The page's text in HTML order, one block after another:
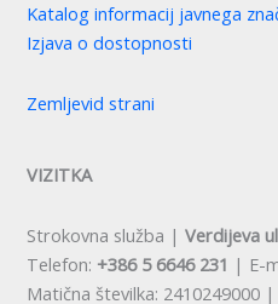
Katalog informacij javnega
Izjava o dostopnosti
Zemljevid strani
VIZITKA
Strokovna služba |Verdijeva
Telefon: +386 5 6646 231 | E-
Matična številka: 2410249000